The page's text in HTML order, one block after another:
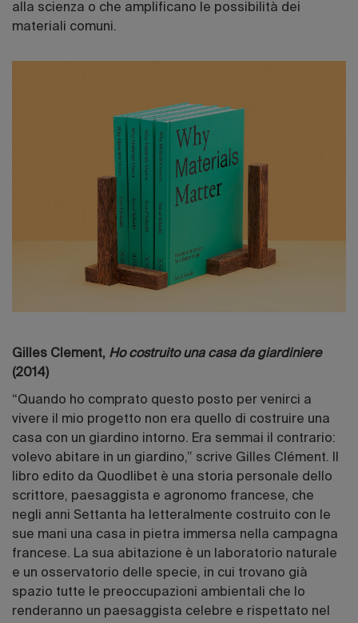
alla scienza o che amplificano le possibilità dei
materiali comuni.
Gilles Clement, Ho costruito una casa da giardiniere
(2014)
“Quando ho comprato questo posto per venirci a
vivere il mio progetto non era quello di costruire una
casa con un giardino intorno. Era semmai il contrario:
volevo abitare in un giardino,” scrive Gilles Clément. Il
libro edito da Quodlibet è una storia personale dello
scrittore, paesaggista e agronomo francese, che
negli anni Settanta ha letteralmente costruito con le
sue mani una casa in pietra immersa nella campagna
francese. La sua abitazione è un laboratorio naturale
e un osservatorio delle specie, in cui trovano già
spazio tutte le preoccupazioni ambientali che lo
renderanno un paesaggista celebre e rispettato nel